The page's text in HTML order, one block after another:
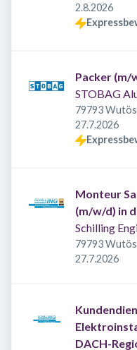
Veröffentlicht
2.8.2026
Packer (m/
STOBAG
79793
Deutschland
Veröffentlicht
27.7.2026
Monteur
(m/w/d) in
Schilling
79793
Veröffentlicht
27.7.2026
DACH-